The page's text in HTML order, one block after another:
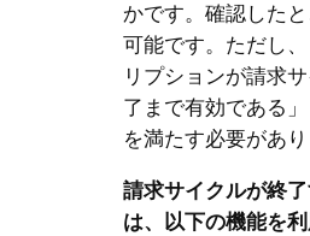
かです。確認した
可能です。ただし
リプションが請求
了まで有効である
を満たす必要があり
請求サイクルが終
は、以下の機能を